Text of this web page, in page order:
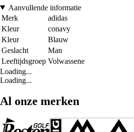
Aanvullende informatie
Merk
adidas
Kleur
conavy
Kleur
Blauw
Geslacht
Man
Leeftijdsgroep Volwassene
Loading...
Loading...
Al onze merken